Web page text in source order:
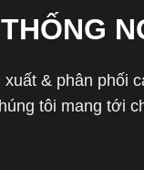
& phân phối
tôi mang tới